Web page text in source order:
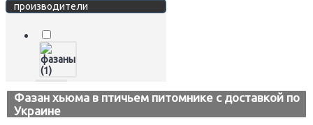
производители
Фазан хьюма в птичьем питомнике с доставкой по
Украине